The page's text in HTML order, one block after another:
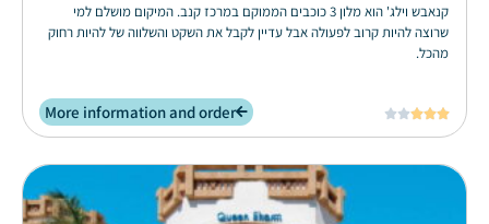
קנאבש וילג' הוא מלון 3 כוכבים הממוקם במרכז קנב. המיקום מושלם למי
שרוצה להיות קרוב לפעולה אבל עדיין לקבל את השקט והשלווה של להיות רחוק
מהכל.





More information and order